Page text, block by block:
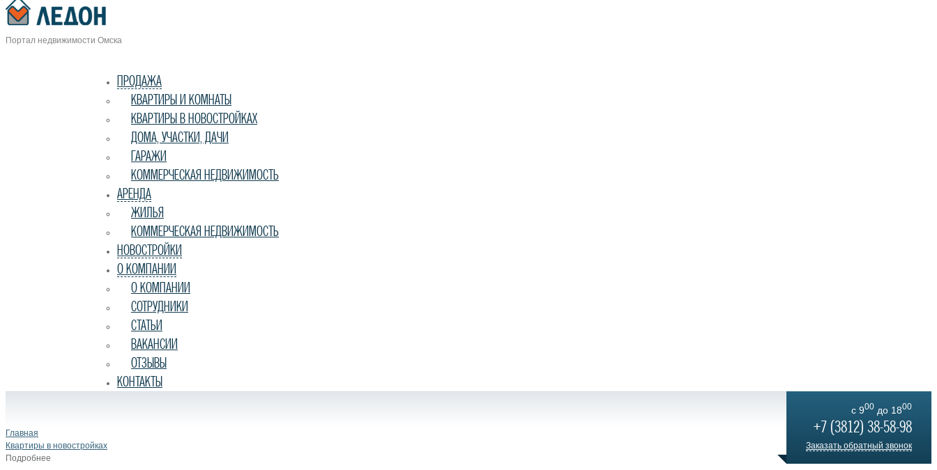
Портал недвижимости Омска
ПРОДАЖА
КВАРТИРЫ И КОМНАТЫ
КВАРТИРЫ В НОВОСТРОЙКАХ
ДОМА, УЧАСТКИ, ДАЧИ
ГАРАЖИ
КОММЕРЧЕСКАЯ НЕДВИЖИМОСТЬ
АРЕНДА
ЖИЛЬЯ
КОММЕРЧЕСКАЯ НЕДВИЖИМОСТЬ
НОВОСТРОЙКИ
О КОМПАНИИ
О КОМПАНИИ
СОТРУДНИКИ
СТАТЬИ
ВАКАНСИИ
ОТЗЫВЫ
КОНТАКТЫ
c 900 до 1800
+7 (3812) 38-58-98
Заказать обратный звонок
Главная
Квартиры в новостройках
Подробнее